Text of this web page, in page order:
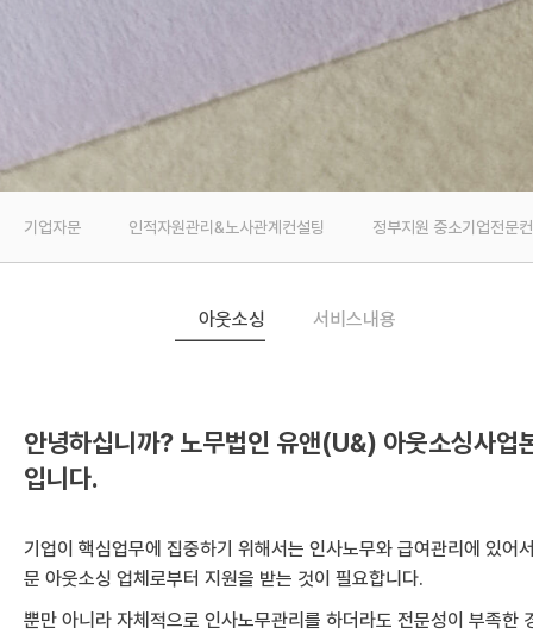
기업자문 인적자원관리&노사관계컨설팅 정부지원 중소기업전문
아웃소싱 서비스내용
안녕하십니까? 노무법인 유앤(U&) 아웃소싱사업
입니다.
기업이 핵심업무에 집중하기 위해서는 인사노무와 급여관리에 있어
문 아웃소싱 업체로부터 지원을 받는 것이 필요합니다.
뿐만 아니라 자체적으로 인사노무관리를 하더라도 전문성이 부족한